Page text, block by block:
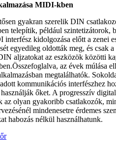
MIDI-kben
gyakran szerelik DIN
telepítik, például szintetizátorok,
interfész kidolgozása előtt a zenei
egyedileg oldották meg, és csak
aljzatokat az eszközök közötti
az évek múlása
megtalálhatók.
kommunikációs interfészhez
őket. A progresszív
az olyan gyakoribb csatlakozók,
mindenesetre érdemes
habozás nélkül használhatunk.